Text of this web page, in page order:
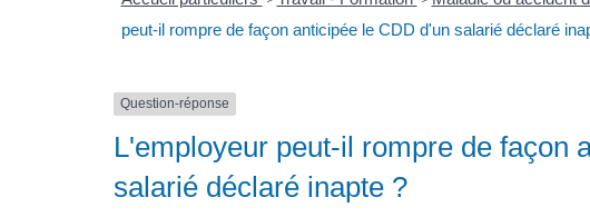
peut-il rompre de façon anticipée le CDD d'un salarié déclaré
Question-réponse
L'employeur peut-il rompre de façon
salarié déclaré inapte ?